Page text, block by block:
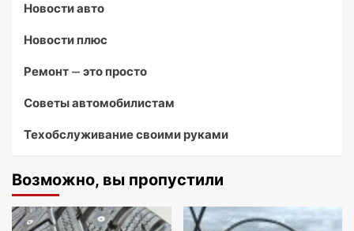
Новости авто
Новости плюс
Ремонт — это просто
Советы автомобилистам
Техобслуживание своими руками
Возможно, вы пропустили